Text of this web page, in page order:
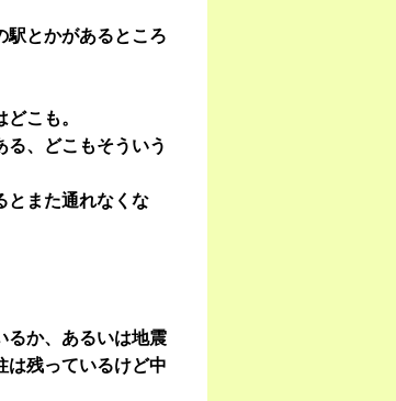
駅とかがあるところ
こも。
、どこもそういう
とまた通れなくな
るか、あるいは地震
は残っているけど中